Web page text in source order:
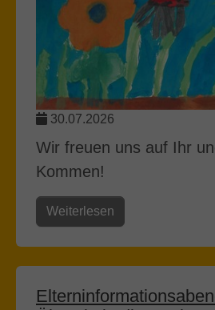
30.07.2026
Wir freuen uns auf Ihr
Kommen!
Weiterlesen